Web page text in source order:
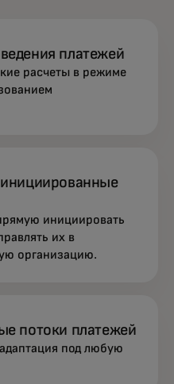
платежей
расчеты в режиме
инициировать
их в
организацию.
потоки платежей
под любую